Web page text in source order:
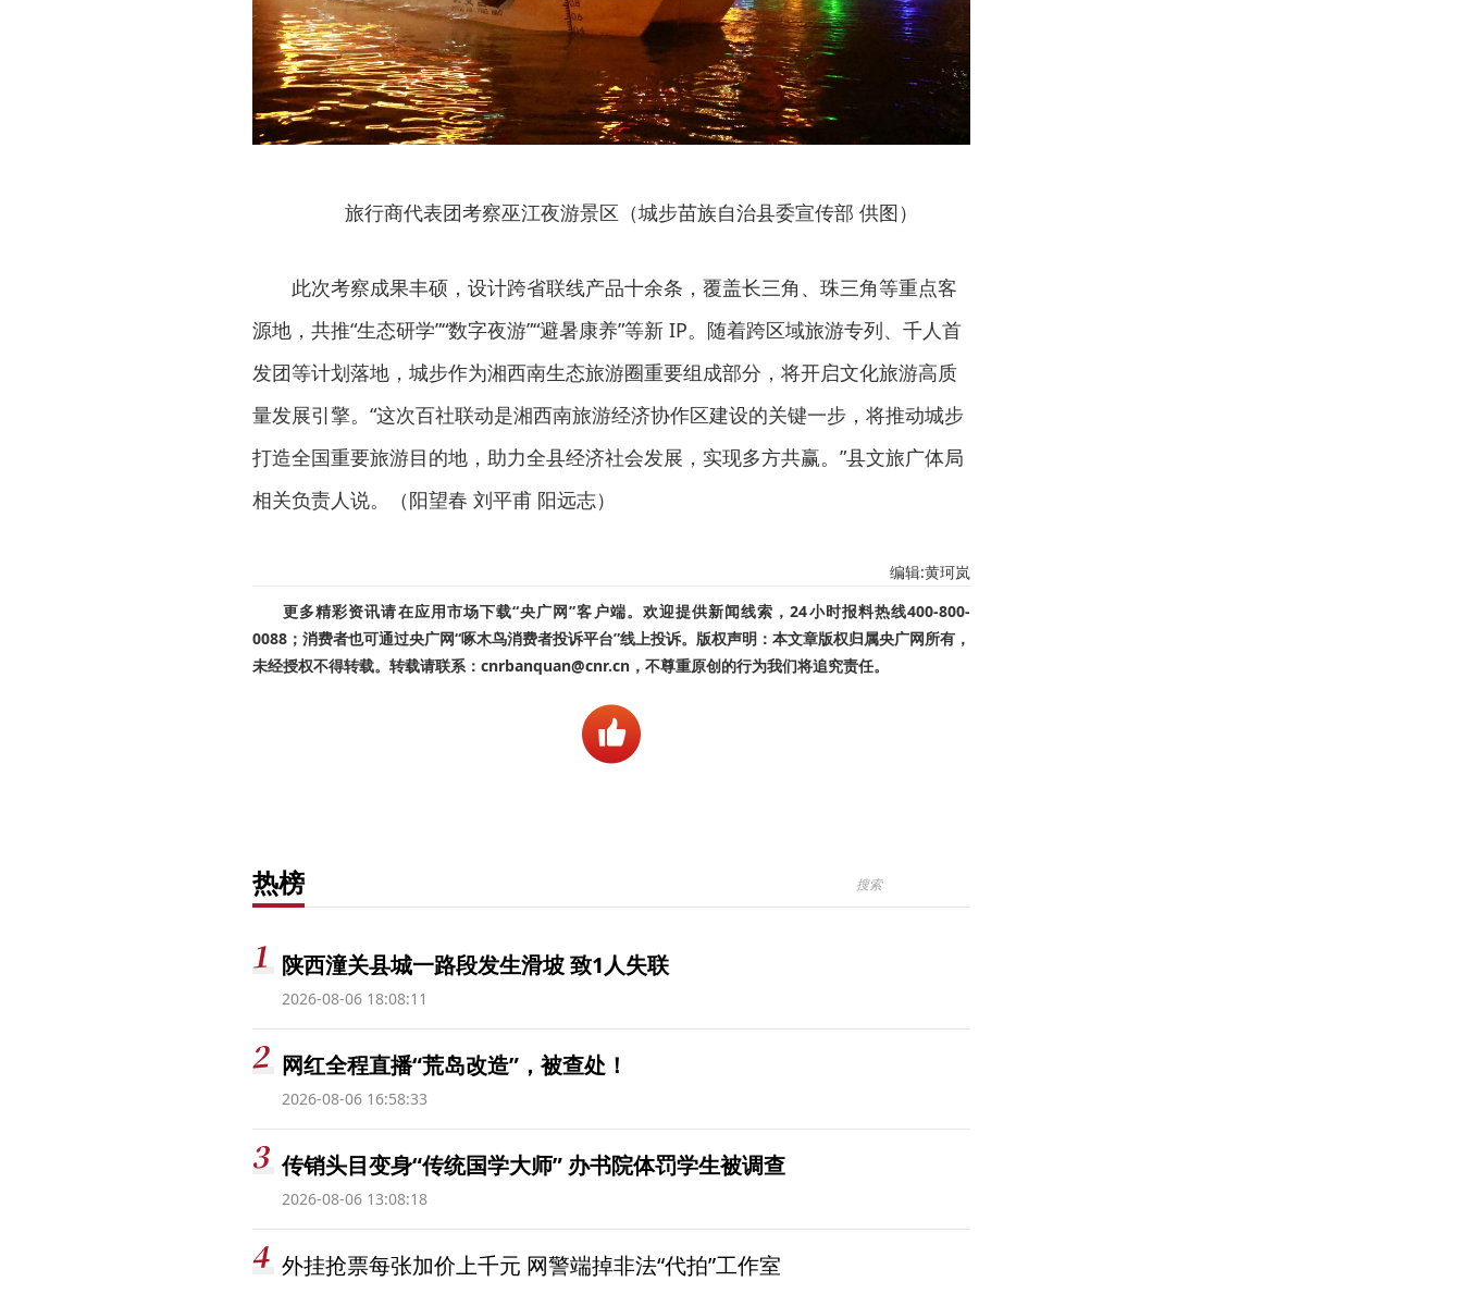
旅行商代表团考察巫江夜游景区（城步苗族自治县委宣传部 供图）
此次考察成果丰硕，设计跨省联线产品十余条，覆盖长三角、珠三角等重点客
源地，共推“生态研学”“数字夜游”“避暑康养”等新 IP。随着跨区域旅游专列、千人首
发团等计划落地，城步作为湘西南生态旅游圈重要组成部分，将开启文化旅游高质
量发展引擎。“这次百社联动是湘西南旅游经济协作区建设的关键一步，将推动城步
打造全国重要旅游目的地，助力全县经济社会发展，实现多方共赢。”县文旅广体局
相关负责人说。（阳望春 刘平甫 阳远志）
编辑:黄珂岚
更多精彩资讯请在应用市场下载“央广网”客户端。欢迎提供新闻线索，24小时报料热线400-800-
0088；消费者也可通过央广网“啄木鸟消费者投诉平台”线上投诉。版权声明：本文章版权归属央广网所有，
未经授权不得转载。转载请联系：cnrbanquan@cnr.cn，不尊重原创的行为我们将追究责任。
热榜
陕西潼关县城一路段发生滑坡 致1人失联
2026-08-06 18:08:11
网红全程直播“荒岛改造”，被查处！
2026-08-06 16:58:33
传销头目变身“传统国学大师” 办书院体罚学生被调查
2026-08-06 13:08:18
外挂抢票每张加价上千元 网警端掉非法“代拍”工作室